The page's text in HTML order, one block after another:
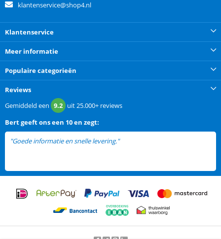
klantenservice@shop4.nl
Klantenservice
Meer informatie
Populaire categorieën
Reviews
Gemiddeld een 9.2 uit25.000+ reviews
Bertgeeft ons een 10 en zegt:
"Goede informatie en snelle levering."